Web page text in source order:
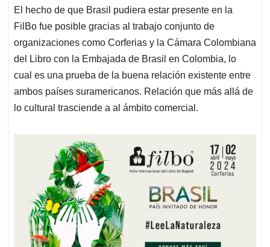
El hecho de que Brasil pudiera estar presente en la
FilBo fue posible gracias al trabajo conjunto de
organizaciones como Corferias y la Cámara Colombiana
del Libro con la Embajada de Brasil en Colombia, lo
cual es una prueba de la buena relación existente entre
ambos países suramericanos. Relación que más allá de
lo cultural trasciende a al ámbito comercial.